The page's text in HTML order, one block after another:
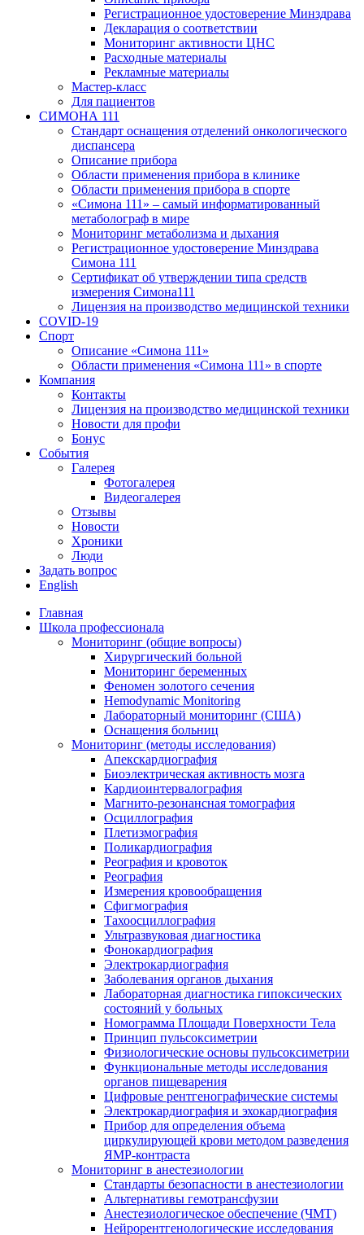
Регистрационное удостоверение Минздрава
Декларация о соответствии
Мониторинг активности ЦНС
Расходные материалы
Рекламные материалы
Мастер-класс
Для пациентов
СИМОНА 111
Стандарт оснащения отделений онкологического
диспансера
Описание прибора
Области применения прибора в клинике
Области применения прибора в спорте
«Симона 111» – самый информатированный
метаболограф в мире
Мониторинг метаболизма и дыхания
Регистрационное удостоверение Минздрава
Симона 111
Сертификат об утверждении типа средств
измерения Симона111
Лицензия на производство медицинской техники
COVID-19
Спорт
Описание «Симона 111»
Области применения «Симона 111» в спорте
Компания
Контакты
Лицензия на производство медицинской техники
Новости для профи
Бонус
События
Галерея
Фотогалерея
Видеогалерея
Отзывы
Новости
Хроники
Люди
Задать вопрос
English
Главная
Школа профессионала
Мониторинг (общие вопросы)
Хирургический больной
Мониторинг беременных
Феномен золотого сечения
Hemodynamic Monitoring
Лабораторный мониторинг (США)
Оснащения больниц
Мониторинг (методы исследования)
Апекскардиография
Биоэлектрическая активность мозга
Кардиоинтервалография
Магнито-резонансная томография
Осциллография
Плетизмография
Поликардиография
Реография и кровоток
Реография
Измерения кровообращения
Сфигмография
Тахоосциллография
Ультразвуковая диагностика
Фонокардиография
Электрокардиография
Заболевания органов дыхания
Лабораторная диагностика гипоксических
состояний у больных
Номограмма Площади Поверхности Тела
Принцип пульсоксиметрии
Физиологические основы пульсоксиметрии
Функциональные методы исследования
органов пищеварения
Цифровые рентгенографические системы
Электрокардиография и эхокардиография
Прибор для определения объема
циркулирующей крови методом разведения
ЯМР-контраста
Мониторинг в анестезиологии
Стандарты безопасности в анестезиологии
Альтернативы гемотрансфузии
Анестезиологическое обеспечение (ЧМТ)
Нейрорентгенологические исследования